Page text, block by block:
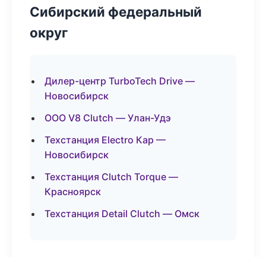
Сибирский федеральный
округ
Дилер-центр TurboTech Drive —
Новосибирск
ООО V8 Clutch — Улан-Удэ
Техстанция Electro Кар —
Новосибирск
Техстанция Clutch Torque —
Красноярск
Техстанция Detail Clutch — Омск